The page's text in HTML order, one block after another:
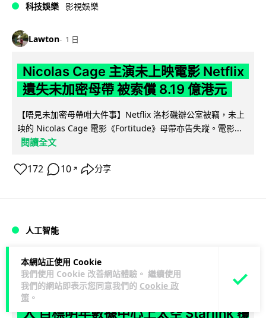
本網站正使用 Cookie
我們使用 Cookie 改善網站體驗。 繼續使用
我們的網站即表示您同意我們的 Cookie 政
策 。
科技娛樂 影視娛樂
Lawton 1 日
Nicolas Cage 主演未上映電影 Netflix
遺失未加密母帶 被索償 8.19 億港元
【唔見未加密母帶咁大件事】Netflix 洛杉磯辦公室被竊，未上
映的 Nicolas Cage 電影《Fortitude》母帶亦告失蹤。電影...
閱讀全文
172 10 ↗ 分享
人工智能
Vin 1 日
Elon Musk: SpaceX 將挑戰萬億年收
入 目標明年數據中心上太空 Starlink 覆